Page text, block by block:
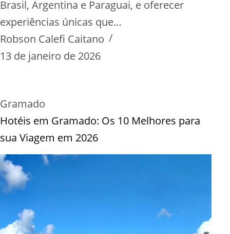
Brasil, Argentina e Paraguai, e oferecer
experiências únicas que…
Robson Calefi Caitano
13 de janeiro de 2026
Gramado
Hotéis em Gramado: Os 10 Melhores para
sua Viagem em 2026